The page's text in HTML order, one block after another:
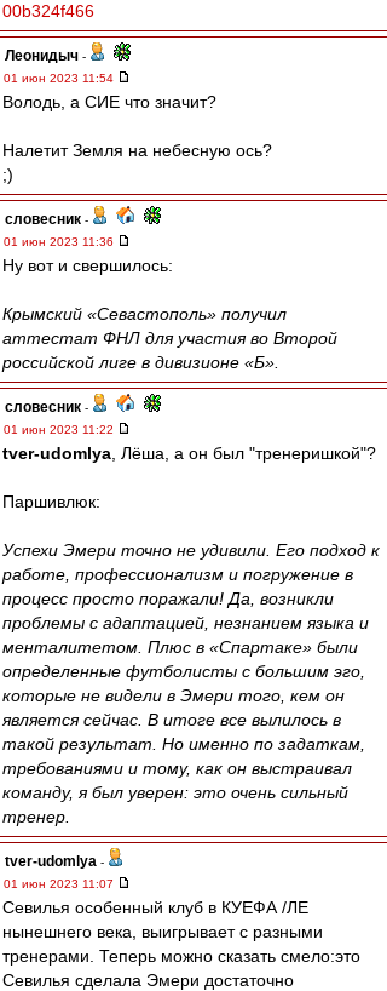
00b324f466
Леонидыч -
01 июн 2023 11:54
Володь, а СИЕ что значит?
Налетит Земля на небесную ось?
;)
словесник -
01 июн 2023 11:36
Ну вот и свершилось:
Крымский «Севастополь» получил
аттестат ФНЛ для участия во Второй
российской лиге в дивизионе «Б».
словесник -
01 июн 2023 11:22
tver-udomlya , Лёша, а он был "тренеришкой"?
Паршивлюк:
Успехи Эмери точно не удивили. Его подход к
работе, профессионализм и погружение в
процесс просто поражали! Да, возникли
проблемы с адаптацией, незнанием языка и
менталитетом. Плюс в «Спартаке» были
определенные футболисты с большим эго,
которые не видели в Эмери того, кем он
является сейчас. В итоге все вылилось в
такой результат. Но именно по задаткам,
требованиями и тому, как он выстраивал
команду, я был уверен: это очень сильный
тренер.
tver-udomlya -
01 июн 2023 11:07
Севилья особенный клуб в КУЕФА /ЛЕ
нынешнего века, выигрывает с разными
тренерами. Теперь можно сказать смело:это
Севилья сделала Эмери достаточно